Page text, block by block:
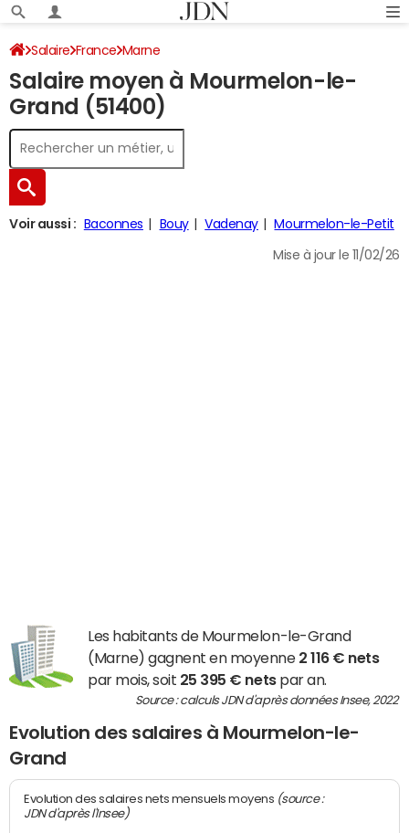
Salaire France Marne
Salaire moyen à Mourmelon-le-
Grand (51400)
Voir aussi : Baconnes Bouy Vadenay Mourmelon-le-Petit
Mise à jour le 11/02/26
Les habitants de Mourmelon-le-Grand
(Marne) gagnent en moyenne 2 116 € nets
par mois, soit 25 395 € netspar an.
Source : calculs JDN d'après données Insee, 2022
Evolution des salaires à Mourmelon-le-
Grand
Evolution des salaires nets mensuels moyens (source :
JDN d'après l'Insee)